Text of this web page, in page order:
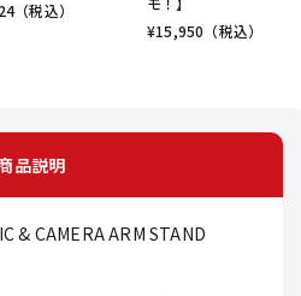
（税込）
¥15,950 （税込）
品説明
& CAMERA ARM STAND